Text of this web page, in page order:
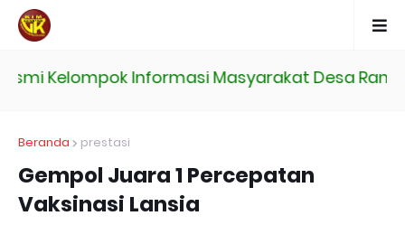
Kelompok Informasi Masyarakat Desa
Beranda prestasi
Gempol Juara 1 Percepatan
Vaksinasi Lansia